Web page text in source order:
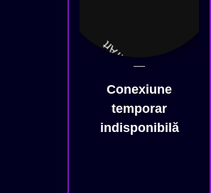
—
Conexiune
temporar
indisponibilă